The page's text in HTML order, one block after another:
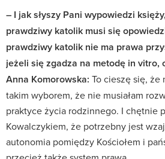
– I jak słyszy Pani wypowiedzi
prawdziwy katolik musi się
prawdziwy katolik nie ma prawa
jeżeli się zgadza na metodę in vitro,
Anna Komorowska: To cieszę się, że
takim wyborem, że nie musiałam
praktyce życia rodzinnego. I chętnie
Kowalczykiem, że potrzebny jest
autonomia pomiędzy Kościołem i